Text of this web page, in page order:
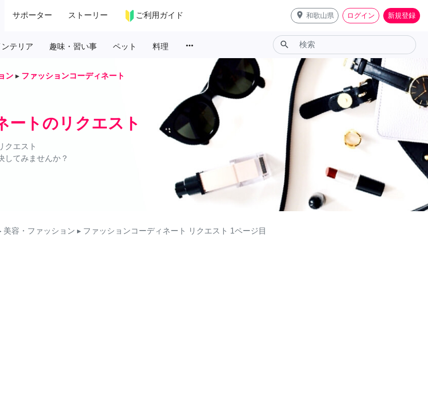
サポーター ストーリー ご利用ガイド place 和歌山県 ログイン 新規登録
ンテリア 趣味・習い事 ペット 料理 more_horiz search
ン ▸ ファッションコーディネート
ートのリクエスト
クエスト
してみませんか？
美容・ファッション ▸ ファッションコーディネート リクエスト 1ページ目